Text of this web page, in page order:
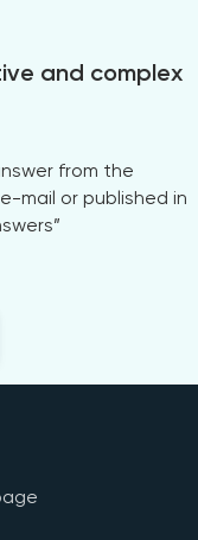
and complex
from the
mail or published in